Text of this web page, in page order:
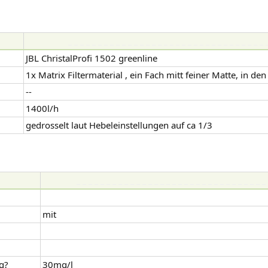
JBL ChristalProfi 1502 greenline
1x Matrix Filtermaterial , ein Fach mitt feiner Matte, in
--
1400l/h
gedrosselt laut Hebeleinstellungen auf ca 1/3
mit
30mg/l